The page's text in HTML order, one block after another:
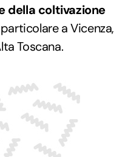
della coltivazione
a Vicenza,
Toscana.